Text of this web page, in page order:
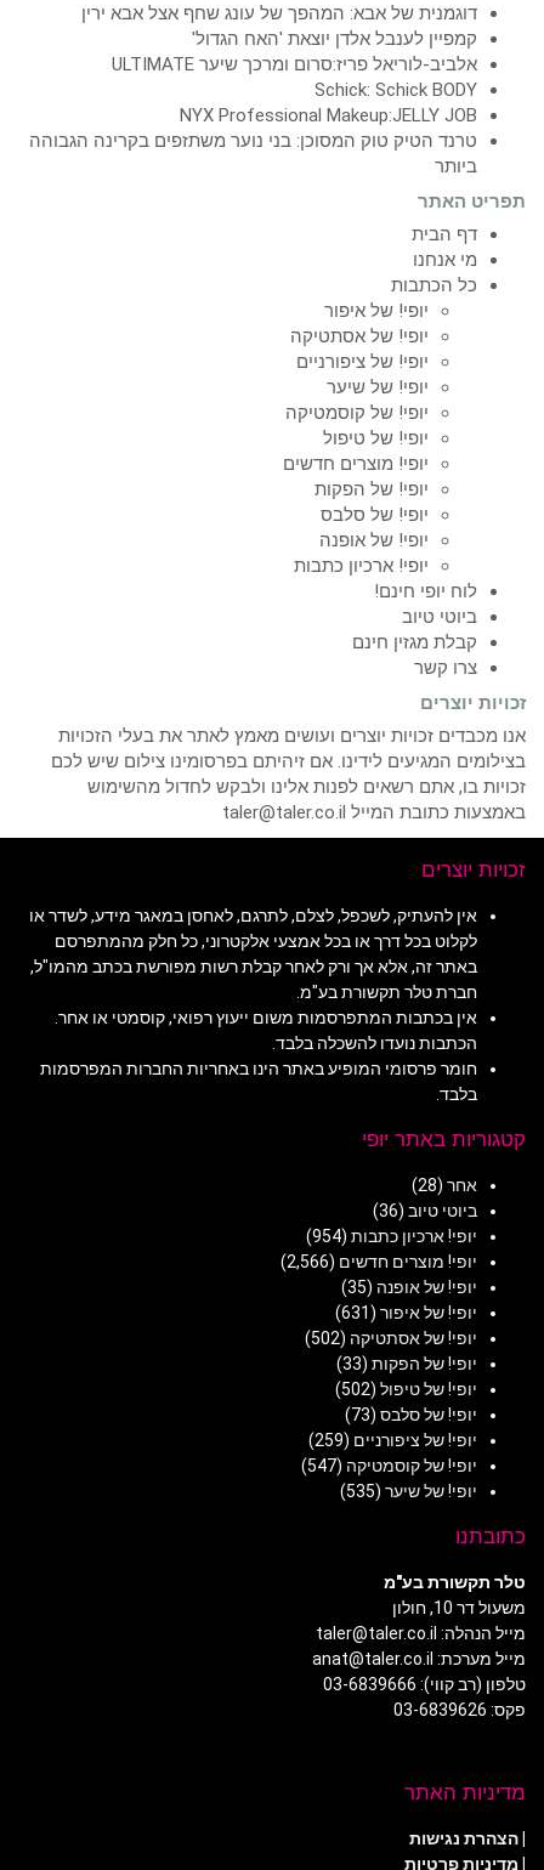
דוגמנית של אבא: המהפך של עונג שחף אצל אבא ירין
קמפיין לענבל אלדן יוצאת 'האח הגדול'
אלביב-לוריאל פריז:סרום ומרכך שיער ULTIMATE
Schick: Schick BODY
NYX Professional Makeup:JELLY JOB
טרנד הטיק טוק המסוכן: בני נוער משתזפים בקרינה הגבוהה
ביותר
תפריט האתר
דף הבית
מי אנחנו
כל הכתבות
יופי! של איפור
יופי! של אסתטיקה
יופי! של ציפורניים
יופי! של שיער
יופי! של קוסמטיקה
יופי! של טיפול
יופי! מוצרים חדשים
יופי! של הפקות
יופי! של סלבס
יופי! של אופנה
יופי! ארכיון כתבות
לוח יופי חינם!
ביוטי טיוב
קבלת מגזין חינם
צרו קשר
זכויות יוצרים
אנו מכבדים זכויות יוצרים ועושים מאמץ לאתר את בעלי הזכויות
בצילומים המגיעים לידינו. אם זיהיתם בפרסומינו צילום שיש לכם
זכויות בו, אתם רשאים לפנות אלינו ולבקש לחדול מהשימוש
באמצעות כתובת המייל taler@taler.co.il
זכויות יוצרים
אין להעתיק, לשכפל, לצלם, לתרגם, לאחסן במאגר מידע, לשדר או
לקלוט בכל דרך או בכל אמצעי אלקטרוני, כל חלק מהמתפרסם
באתר זה, אלא אך ורק לאחר קבלת רשות מפורשת בכתב מהמו"ל,
חברת טלר תקשורת בע"מ.
אין בכתבות המתפרסמות משום ייעוץ רפואי, קוסמטי או אחר.
הכתבות נועדו להשכלה בלבד.
חומר פרסומי המופיע באתר הינו באחריות החברות המפרסמות
בלבד.
קטגוריות באתר יופי
אחר (28)
ביוטי טיוב (36)
יופי! ארכיון כתבות (954)
יופי! מוצרים חדשים (2,566)
יופי! של אופנה (35)
יופי! של איפור (631)
יופי! של אסתטיקה (502)
יופי! של הפקות (33)
יופי! של טיפול (502)
יופי! של סלבס (73)
יופי! של ציפורניים (259)
יופי! של קוסמטיקה (547)
יופי! של שיער (535)
כתובתנו
טלר תקשורת בע"מ
משעול דר 10, חולון
מייל הנהלה: taler@taler.co.il
מייל מערכת: anat@taler.co.il
טלפון (רב קווי): 03-6839666
פקס: 03-6839626
מדיניות האתר
|הצהרת נגישות
| מדיניות פרטיות